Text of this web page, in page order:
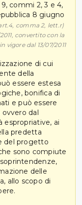
commi 2, 3 e 4,
8 giugno
comma 2, lett.r)
convertito con la
vigore dal 13/07/2011
di cui
della
essere estesa
bonifica di
e può essere
ovvero dal
espropriative, ai
predetta
del progetto
sono compiute
delle
allo scopo di